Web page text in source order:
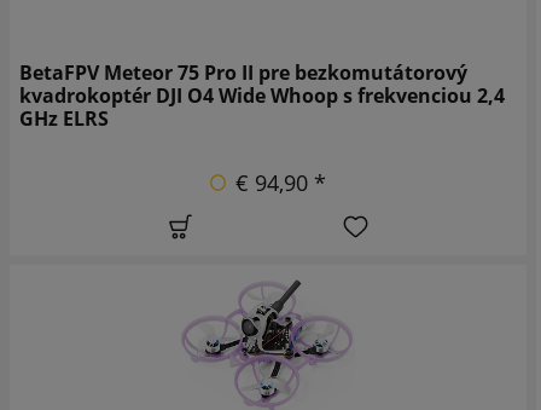
BetaFPV Meteor 75 Pro II pre bezkomutátorový
kvadrokoptér DJI O4 Wide Whoop s frekvenciou 2,4
GHz ELRS
€ 94,90 *